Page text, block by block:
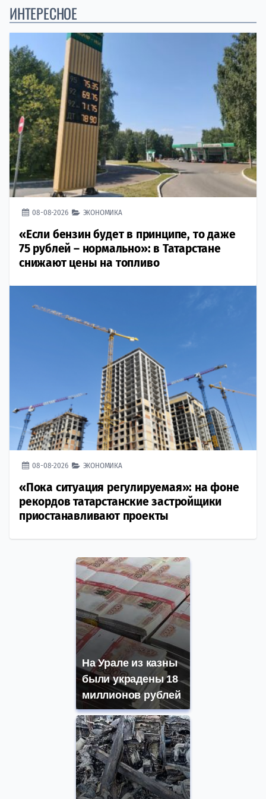
ИНТЕРЕСНОЕ
08-08-2026 ЭКОНОМИКА
«Если бензин будет в принципе, то даже
75 рублей – нормально»: в Татарстане
снижают цены на топливо
08-08-2026 ЭКОНОМИКА
«Пока ситуация регулируемая»: на фоне
рекордов татарстанские застройщики
приостанавливают проекты
На Урале из казны
были украдены 18
миллионов рублей